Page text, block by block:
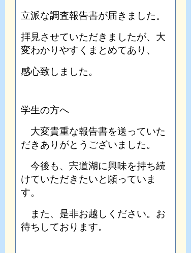
立派な調査報告書が届きました。
拝見させていただきましたが、大
変わかりやすくまとめてあり、
感心致しました。
学生の方へ
大変貴重な報告書を送っていた
だきありがとうございました。
今後も、宍道湖に興味を持ち続
けていただきたいと願っていま
す。
また、是非お越しください。お
待ちしております。